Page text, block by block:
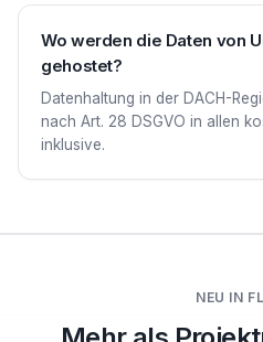
Wo werden die Daten von
gehostet?
Datenhaltung in der DACH-
nach Art. 28 DSGVO in allen
inklusive.
NEU IN